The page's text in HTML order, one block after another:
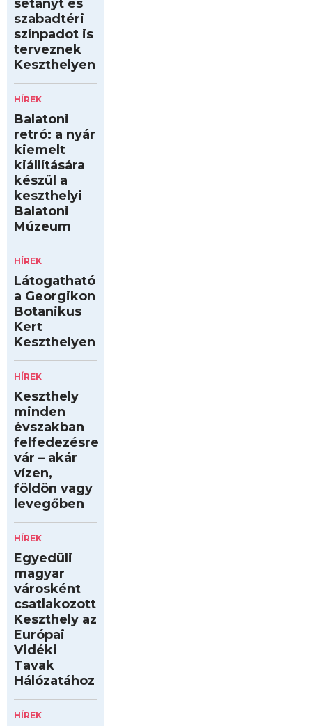
sétányt és
szabadtéri
színpadot is
terveznek
Keszthelyen
HÍREK
Balatoni
retró: a nyár
kiemelt
kiállítására
készül a
keszthelyi
Balatoni
Múzeum
HÍREK
Látogatható
a Georgikon
Botanikus
Kert
Keszthelyen
HÍREK
Keszthely
minden
évszakban
felfedezésre
vár – akár
vízen,
földön vagy
levegőben
HÍREK
Egyedüli
magyar
városként
csatlakozott
Keszthely az
Európai
Vidéki
Tavak
Hálózatához
HÍREK